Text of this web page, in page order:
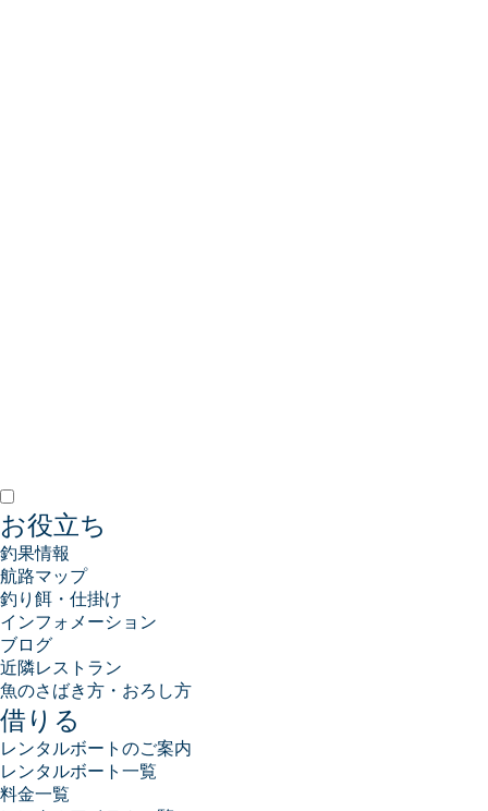
お役立ち
釣果情報
航路マップ
釣り餌・仕掛け
インフォメーション
ブログ
近隣レストラン
魚のさばき方・おろし方
借りる
レンタルボートのご案内
レンタルボート一覧
料金一覧